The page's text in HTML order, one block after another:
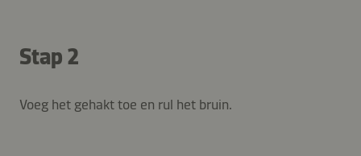
Stap 2
Voeg het gehakt toe en rul het bruin.